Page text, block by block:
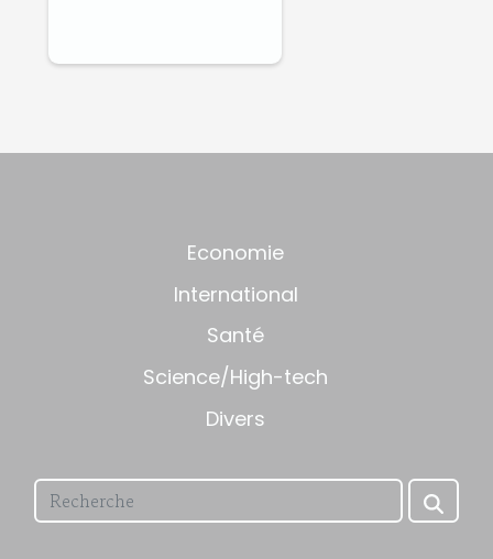
Economie
International
Santé
Science/High-tech
Divers